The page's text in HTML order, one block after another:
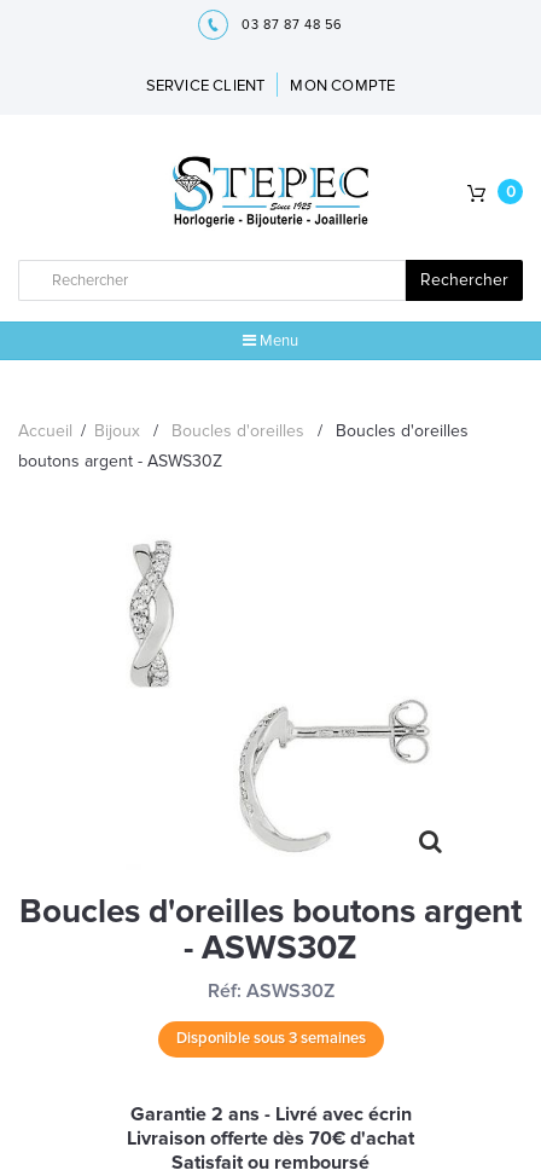
03 87 87 48 56
SERVICE CLIENT MON COMPTE
Rechercher
0
Menu
MARQUES
CARTES CADEAUX
IDÉE CADEAUX
QUI SOMMES NOUS
Accueil / Bijoux / Boucles d'oreilles /
Boucles d'oreilles
boutons argent - ASWS30Z
Boucles d'oreilles boutons argent
- ASWS30Z
Réf: ASWS30Z
Disponible sous 3 semaines
Garantie 2 ans - Livré avec écrin
Livraison offerte dès 70€ d'achat
Satisfait ou remboursé